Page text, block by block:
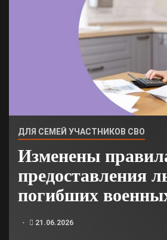
ДЛЯ СЕМЕЙ УЧАСТНИКОВ СВО
Изменены
предоставления
погибших
21.06.2026